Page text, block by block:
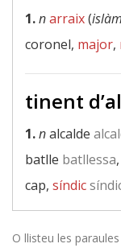
1.narraix(
coronel, major,
tinent
1.nalcalde
batlle batllessa
cap, síndic
O llisteu les